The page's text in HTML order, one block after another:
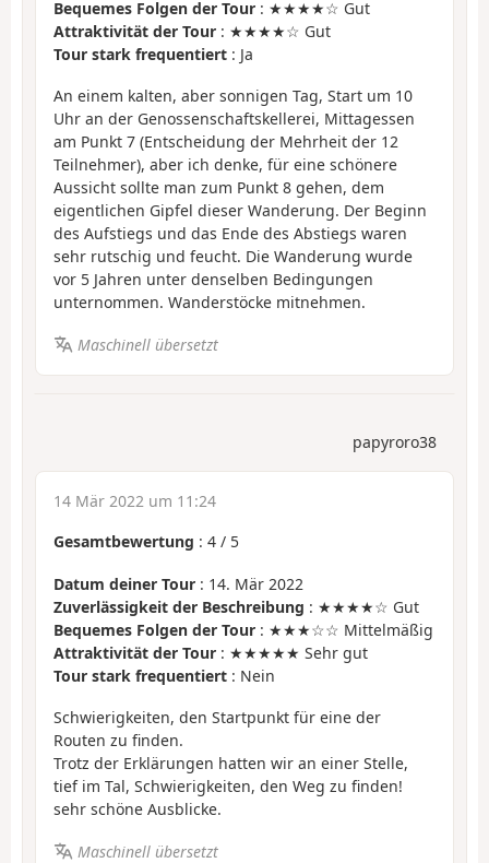
Bequemes Folgen der Tour : ★★★★☆ Gut
Attraktivität der Tour : ★★★★☆ Gut
Tour stark frequentiert : Ja
An einem kalten, aber sonnigen Tag, Start um 10
Uhr an der Genossenschaftskellerei, Mittagessen
am Punkt 7 (Entscheidung der Mehrheit der 12
Teilnehmer), aber ich denke, für eine schönere
Aussicht sollte man zum Punkt 8 gehen, dem
eigentlichen Gipfel dieser Wanderung. Der Beginn
des Aufstiegs und das Ende des Abstiegs waren
sehr rutschig und feucht. Die Wanderung wurde
vor 5 Jahren unter denselben Bedingungen
unternommen. Wanderstöcke mitnehmen.
Maschinell übersetzt
papyroro38
14 Mär 2022 um 11:24
Gesamtbewertung : 4 / 5
Datum deiner Tour : 14. Mär 2022
Zuverlässigkeit der Beschreibung : ★★★★☆ Gut
Bequemes Folgen der Tour : ★★★☆☆ Mittelmäßig
Attraktivität der Tour : ★★★★★ Sehr gut
Tour stark frequentiert : Nein
Schwierigkeiten, den Startpunkt für eine der
Routen zu finden.
Trotz der Erklärungen hatten wir an einer Stelle,
tief im Tal, Schwierigkeiten, den Weg zu finden!
sehr schöne Ausblicke.
Maschinell übersetzt